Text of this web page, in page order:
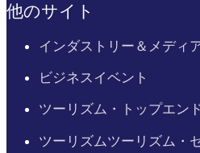
他のサイト
インダストリー＆メディ
ビジネスイベント
ツーリズム・トップエン
ツーリズムツーリズム・